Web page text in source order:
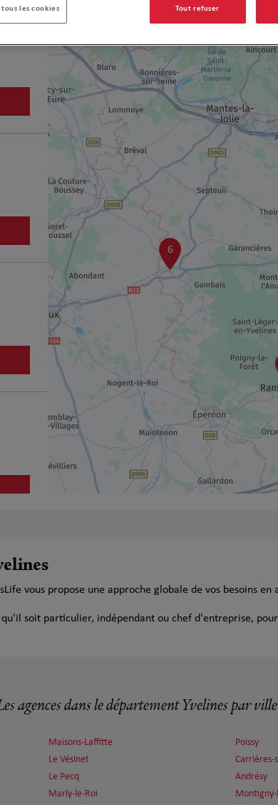
6
vous propose une approche globale de vos besoins
soit particulier, indépendant ou chef d'entreprise,
agences dans le département Yvelines par ville
Maisons-Laffitte
Le Vésinet
Le Pecq
Marly-le-Roi
Poissy
Carrières-
Andrésy
les cookies Tout refuser